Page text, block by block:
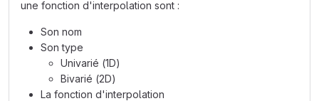
une fonction d'interpolation sont :
Son nom
Son type
Univarié (1D)
Bivarié (2D)
La fonction d'interpolation